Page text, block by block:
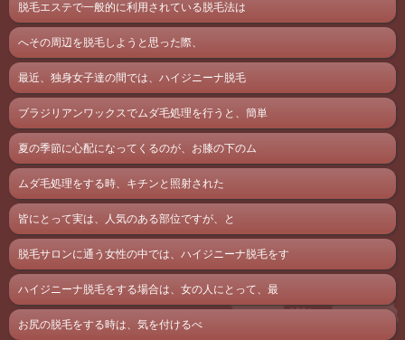
脱毛エステで一般的に利用されている脱毛法は
へその周辺を脱毛しようと思った際、
最近、独身女子達の間では、ハイジニーナ脱毛
ブラジリアンワックスでムダ毛処理を行うと、簡単
夏の季節に心配になってくるのが、お膝の下のム
ムダ毛処理をする時、キチンと照射された
皆にとって実は、人気のある部位ですが、と
脱毛サロンに通う女性の中では、ハイジニーナ脱毛をす
ハイジニーナ脱毛をする場合は、女の人にとって、最
お尻の脱毛をする時は、気を付けるべ